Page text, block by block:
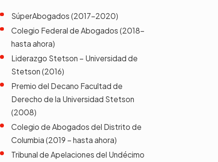
SúperAbogados (2017-2020)
Colegio Federal de Abogados (2018-
hasta ahora)
Liderazgo Stetson – Universidad de
Stetson (2016)
Premio del Decano Facultad de
Derecho de la Universidad Stetson
(2008)
Colegio de Abogados del Distrito de
Columbia (2019 – hasta ahora)
Tribunal de Apelaciones del Undécimo